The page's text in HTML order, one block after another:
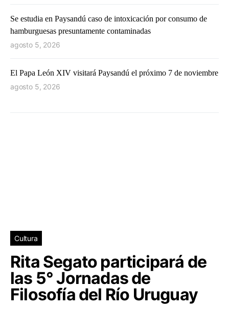
Se estudia en Paysandú caso de intoxicación por consumo de
hamburguesas presuntamente contaminadas
agosto 5, 2026
El Papa León XIV visitará Paysandú el próximo 7 de noviembre
agosto 5, 2026
Cultura
Rita Segato participará de
las 5° Jornadas de
Filosofía del Río Uruguay